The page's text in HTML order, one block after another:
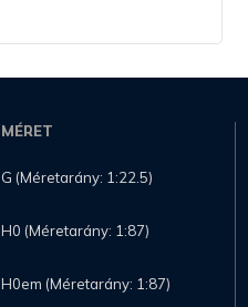
MÉRET
G (Méretarány: 1:22.5)
H0 (Méretarány: 1:87)
H0em (Méretarány: 1:87)